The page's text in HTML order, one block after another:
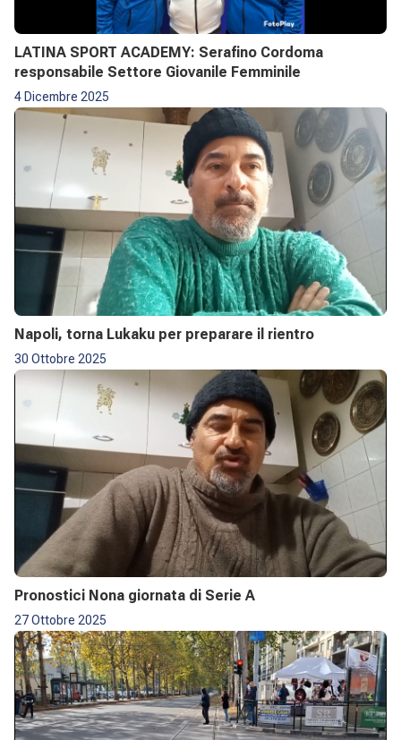
LATINA SPORT ACADEMY: Serafino Cordoma
responsabile Settore Giovanile Femminile
4 Dicembre 2025
Napoli, torna Lukaku per preparare il rientro
30 Ottobre 2025
Pronostici Nona giornata di Serie A
27 Ottobre 2025